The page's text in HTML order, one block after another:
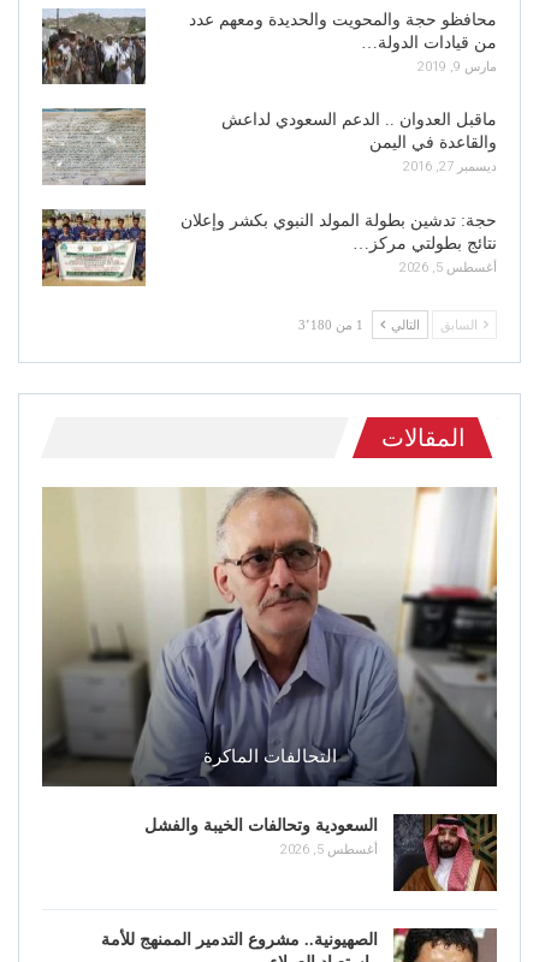
محافظو حجة والمحويت والحديدة ومعهم عدد
من قيادات الدولة…
مارس 9, 2019
ماقبل العدوان .. الدعم السعودي لداعش
والقاعدة في اليمن
ديسمبر 27, 2016
حجة: تدشين بطولة المولد النبوي بكشر وإعلان
نتائج بطولتي مركز…
أغسطس 5, 2026
السابق التالي 1 من 3٬180
المقالات
التحالفات الماكرة
السعودية وتحالفات الخيبة والفشل
أغسطس 5, 2026
الصهيونية.. مشروع التدمير الممنهج للأمة